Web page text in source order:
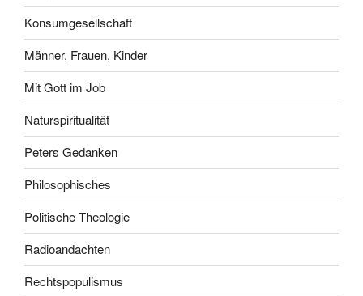
Konsumgesellschaft
Männer, Frauen, Kinder
Mit Gott im Job
Naturspiritualität
Peters Gedanken
Philosophisches
Politische Theologie
Radioandachten
Rechtspopulismus